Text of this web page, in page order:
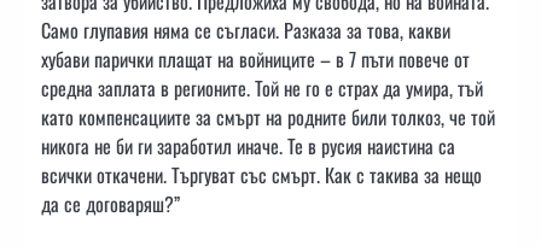
Само глупавия няма се съгласи. Разказа за това, какви
хубави парички плащат на войниците – в 7 пъти повече от
средна заплата в регионите. Той не го е страх да умира, тъй
като компенсациите за смърт на родните били толкоз, че той
никога не би ги заработил иначе. Те в русия наистина са
всички откачени. Търгуват със смърт. Как с такива за нещо
да се договаряш?”